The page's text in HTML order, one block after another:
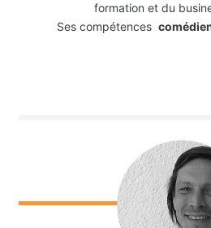
formation et du
Ses compétences